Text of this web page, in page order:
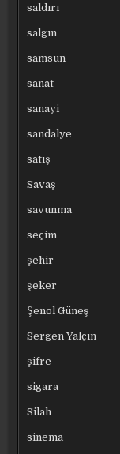
saldırı
salgın
samsun
sanat
sanayi
sandalye
satış
Savaş
savunma
seçim
şehir
şeker
Şenol Güneş
Sergen Yalçın
şifre
sigara
Silah
sinema